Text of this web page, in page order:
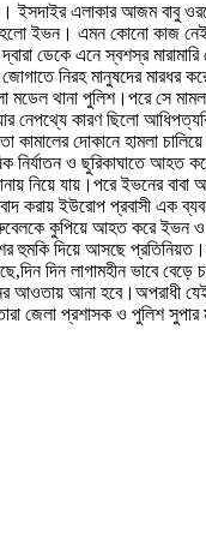
এলাকার আজম বাবু
ইভন। এমন কোনো কাজ নেই
ডেকে এনে স্বশস্র
নিরহ মানুষদের
থানা পুলিশ।পরে সে
নেপথ্যে কারণ ছিলো
দোকানে হামলা
নির্যাতন ও ছুরিকাঘাতে
নিয়ে যায়।পরে ইভনের
করায় ইউরোপ প্রবাসী এক
রুবেলকে কুপিয়ে আহত করে
দিয়ে আসছে
দিন লাগামহীন ভাবে
আওতায় আনা হবে।অপরাধী
জেলা প্রশাসক ও পুলিশ সুপার